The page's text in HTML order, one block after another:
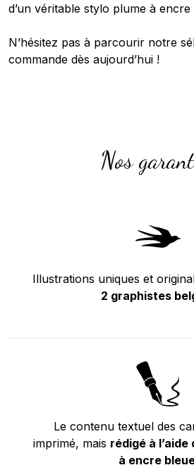
d’un véritable stylo plume à encre
N’hésitez pas à parcourir notre
commande dès aujourd’hui !
Nos
Illustrations uniques et
2 graphistes
Le contenu textuel des
imprimé, mais rédigé à l’aide
à encre